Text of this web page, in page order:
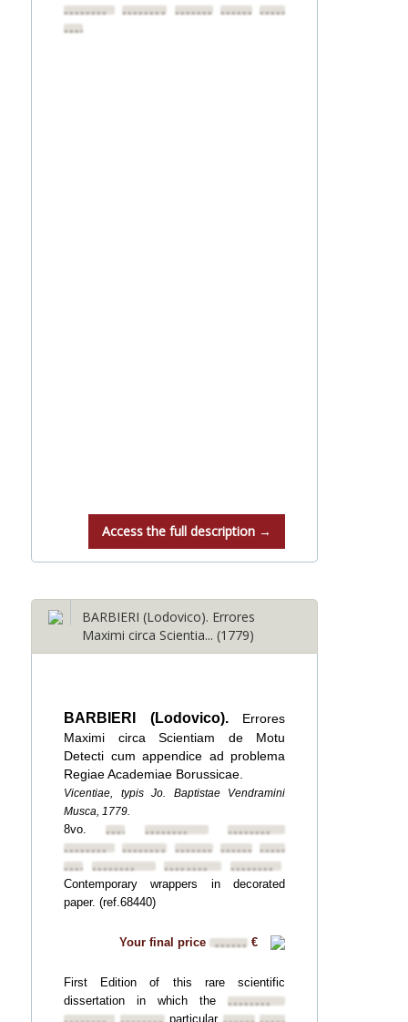
••••••••
•••••••• •••••••• ••••••••••••••••
••••••••
Access the full description →
BARBIERI (Lodovico). Errores
Maximi circa Scientia... (1779)
BARBIERI (Lodovico). Errores
Maximi circa Scientiam de Motu
Detecti cum appendice ad problema
Regiae Academiae Borussicae.
Vicentiae, typis Jo. Baptistae Vendramini
Musca, 1779.
8vo.••••••••••••••••
••••••••
••••••••
•••••••• •••••••• ••••••••••••••••
•••••••••••••••• ••••••••
••••••••
Contemporary wrappers in decorated
paper. (ref.68440)
Your final price •••••• €
First Edition of this rare scientific
dissertation in which the ••••••••
particular